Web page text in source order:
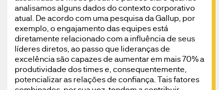
analisamos alguns dados do contexto corporativo
atual. De acordo com uma pesquisa da Gallup, por
exemplo, o engajamento das equipes está
diretamente relacionado com a influência de seus
líderes diretos, ao passo que lideranças de
excelência são capazes de aumentar em mais 70% a
produtividade dos times e, consequentemente,
potencializar as relações de confiança. Tais fatores